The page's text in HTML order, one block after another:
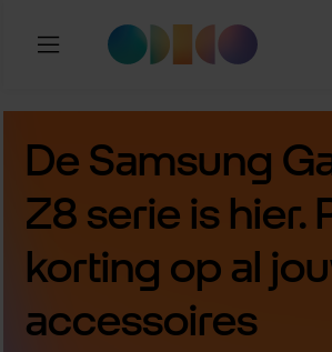
Ga naar de hoofdinhoud
De Samsung
Z8 serie is hier.
korting op al
accessoires